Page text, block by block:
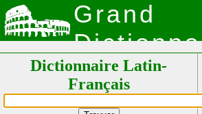
Grand
Latin
Dictionnaire Latin-
Français